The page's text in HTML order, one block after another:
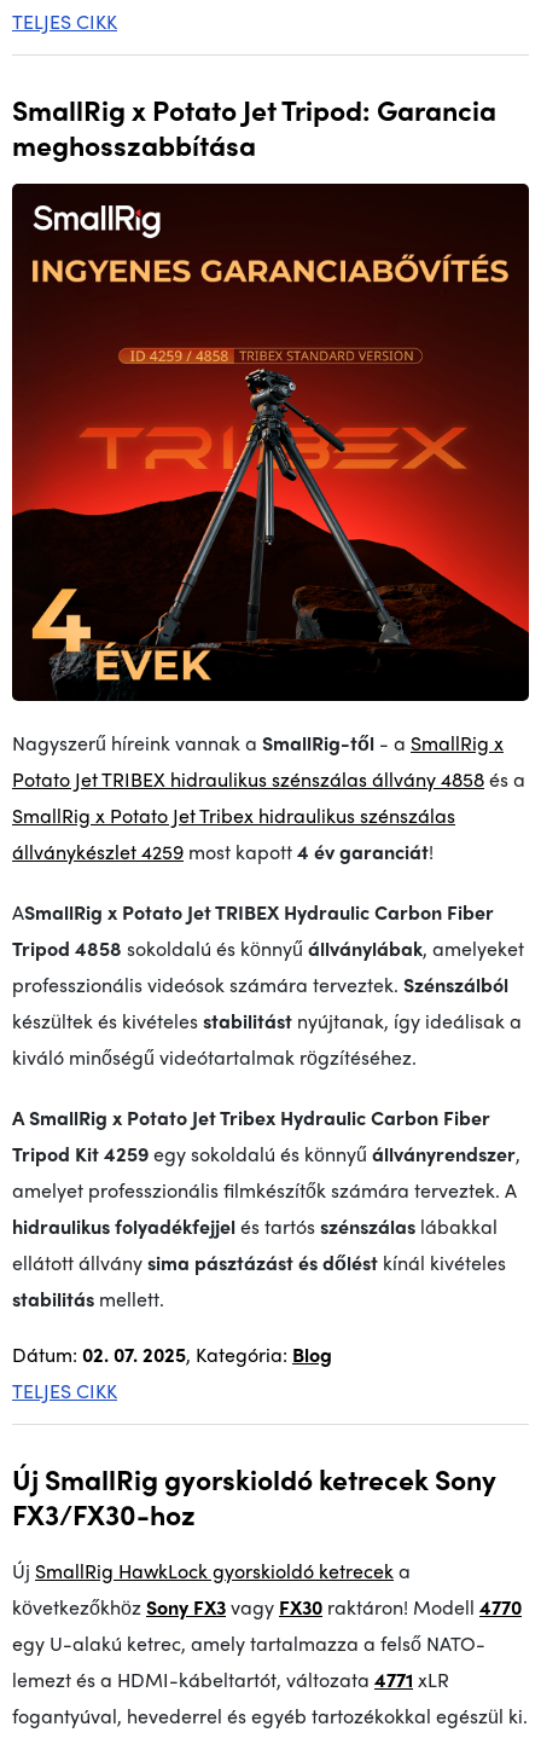
TELJES CIKK
SmallRig x Potato Jet Tripod: Garancia
meghosszabbítása
Nagyszerű híreink vannak a SmallRig-től - a SmallRig x
Potato Jet TRIBEX hidraulikus szénszálas állvány 4858és a
SmallRig x Potato Jet Tribex hidraulikus szénszálas
állványkészlet 4259 most kapott4 év garanciát!
ASmallRig x Potato Jet TRIBEX Hydraulic Carbon Fiber
Tripod 4858 sokoldalú és könnyű állványlábak, amelyeket
professzionális videósok számára terveztek. Szénszálból
készültek és kivételesstabilitást nyújtanak, így ideálisak a
kiváló minőségű videótartalmak rögzítéséhez.
A SmallRig x Potato Jet Tribex Hydraulic Carbon Fiber
Tripod Kit 4259egy sokoldalú és könnyű állványrendszer,
amelyet professzionális filmkészítők számára terveztek. A
hidraulikus folyadékfejjelés tartósszénszálas lábakkal
ellátott állványsima pásztázást és dőlést kínál kivételes
stabilitás mellett.
Dátum: 02. 07. 2025, Kategória: Blog
TELJES CIKK
Új SmallRig gyorskioldó ketrecek Sony
FX3/FX30-hoz
Új SmallRig HawkLock gyorskioldó ketreceka
következőkhözSony FX3vagy FX30 raktáron! Modell 4770
egy U-alakú ketrec, amely tartalmazza a felső NATO-
lemezt és a HDMI-kábeltartót, változata 4771 xLR
fogantyúval, hevederrel és egyéb tartozékokkal egészül ki.